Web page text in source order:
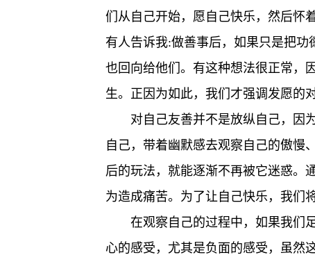
们从自己开始，愿自己快乐，然后怀
有人告诉我:做善事后，如果只是把
也回向给他们。有这种想法很正常，
生。正因为如此，我们才强调发愿的
对自己友善并不是放纵自己，因
自己，带着幽默感去观察自己的傲慢
后的玩法，就能逐渐不再被它迷惑。
为造成痛苦。为了让自己快乐，我们
在观察自己的过程中，如果我们
心的感受，尤其是负面的感受，虽然